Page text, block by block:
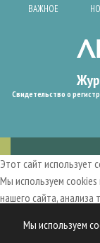
Мы используем
ВАЖНОЕ
Свидетельство о
Этот сайт использует
Мы используем
нашего сайта, анализа
пользовательский